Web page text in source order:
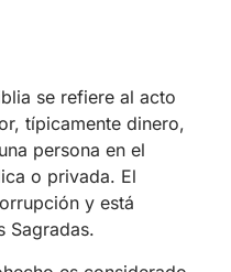
se refiere al acto
típicamente dinero,
persona en el
o privada. El
y está
Sagradas.